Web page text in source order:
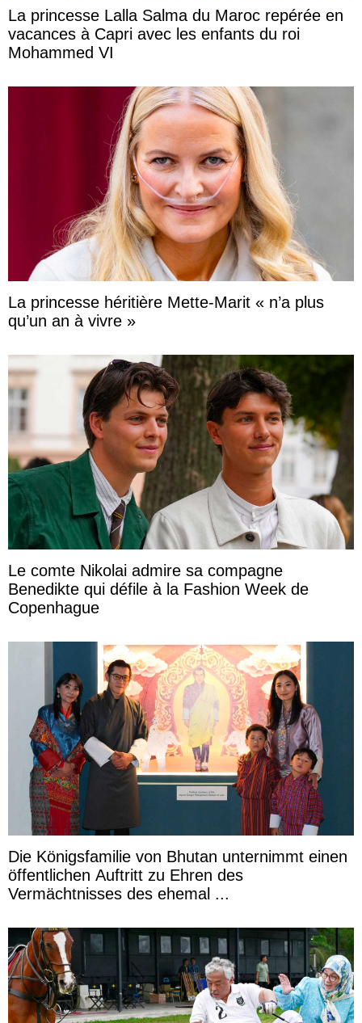
La princesse Lalla Salma du Maroc repérée en
vacances à Capri avec les enfants du roi
Mohammed VI
La princesse héritière Mette-Marit « n’a plus
qu’un an à vivre »
Le comte Nikolai admire sa compagne
Benedikte qui défile à la Fashion Week de
Copenhague
Die Königsfamilie von Bhutan unternimmt einen
öffentlichen Auftritt zu Ehren des
Vermächtnisses des ehemal ...